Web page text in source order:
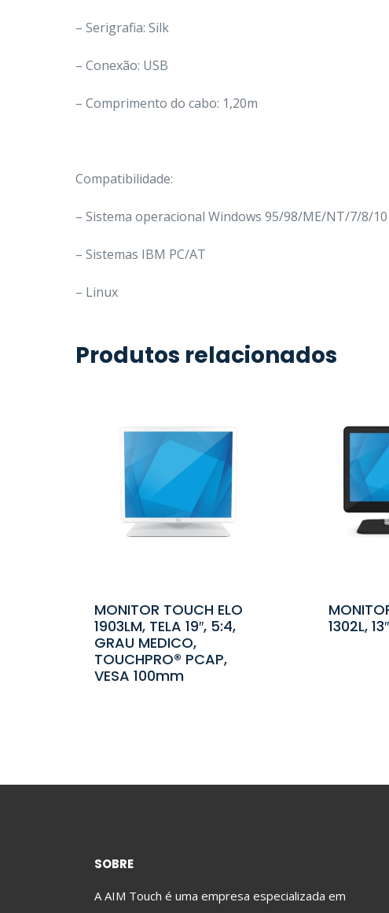
– Serigrafia: Silk
– Conexão: USB
– Comprimento do cabo: 1,20m
Compatibilidade:
– Sistema operacional Windows 95/98/ME/NT/7/8/10
– Sistemas IBM PC/AT
– Linux
Produtos relacionados
MONITOR TOUCH ELO
1903LM, TELA 19″, 5:4,
GRAU MEDICO,
TOUCHPRO® PCAP,
VESA 100mm
1302L,
SOBRE
A AIM Touch é uma empresa especializada em